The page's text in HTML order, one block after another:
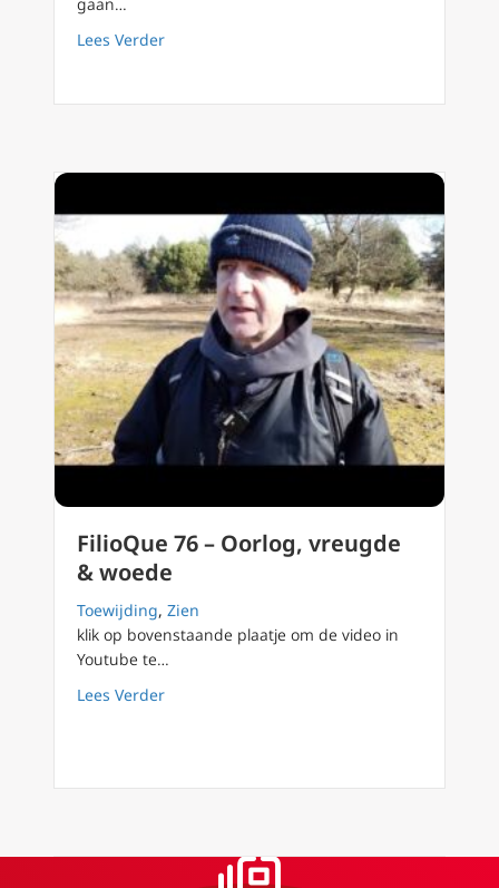
Lees Verderabout FilioQue 127 Extreem tegen jezelf of
FilioQue 76 – Oorlog, vreugde
& woede
Toewijding, Zien
klik op bovenstaande plaatje om de video in
Youtube te…
Lees Verderabout FilioQue 76 – Oorlog, vreugde &